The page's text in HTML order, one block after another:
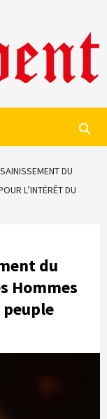
DU
L’INTÉRÊT DU
du
Hommes